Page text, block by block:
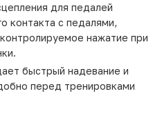
для педалей
контакта с педалями,
нажатие при
быстрый надевание и
перед тренировками